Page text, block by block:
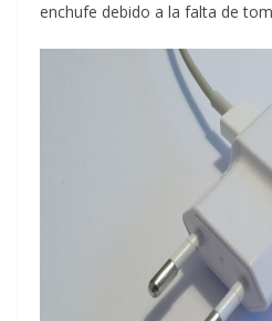
enchufe debido a la falta de